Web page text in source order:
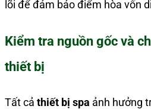
lõi để đảm bảo điểm hòa vốn
Kiểm tra nguồn gốc và
thiết bị
Tất cả thiết bị spa ảnh hưởng